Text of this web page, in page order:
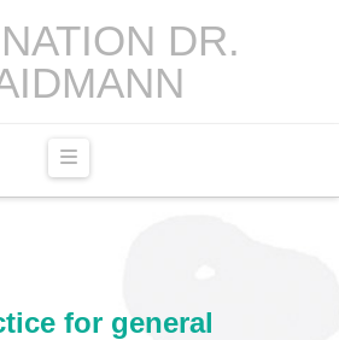
DR.
Navigation
for general